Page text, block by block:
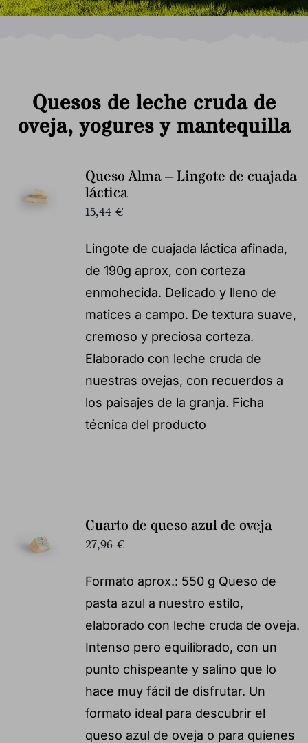
Quesos de leche cruda de
oveja, yogures y mantequilla
Queso Alma – Lingote de cuajada
láctica
15,44 €
Lingote de cuajada láctica afinada,
de 190g aprox, con corteza
enmohecida. Delicado y lleno de
matices a campo. De textura suave,
cremoso y preciosa corteza.
Elaborado con leche cruda de
nuestras ovejas, con recuerdos a
los paisajes de la granja. Ficha
técnica del producto
Cuarto de queso azul de oveja
27,96 €
Formato aprox.: 550 g Queso de
pasta azul a nuestro estilo,
elaborado con leche cruda de oveja.
Intenso pero equilibrado, con un
punto chispeante y salino que lo
hace muy fácil de disfrutar. Un
formato ideal para descubrir el
queso azul de oveja o para quienes